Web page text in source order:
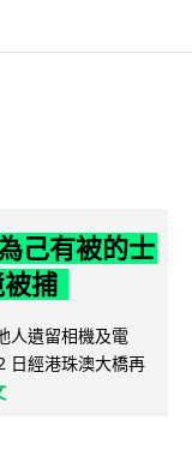
己有被的士
捕
人遺留相機及電
日經港珠澳大橋再